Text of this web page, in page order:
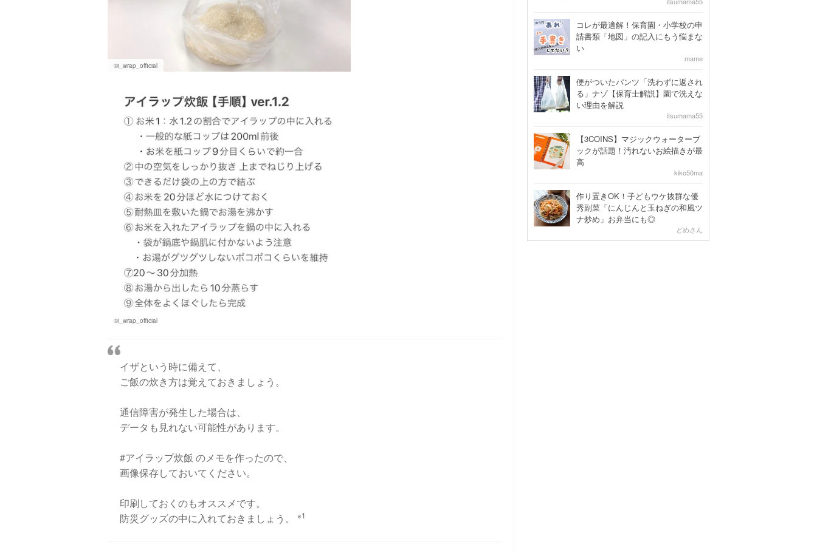
©i_wrap_official
©i_wrap_official
イザという時に備えて、
ご飯の炊き方は覚えておきましょう。
通信障害が発生した場合は、
データも見れない可能性があります。
#アイラップ炊飯 のメモを作ったので、
画像保存しておいてください。
印刷しておくのもオススメです。
防災グッズの中に入れておきましょう。
※1
コレが最適解！保育園・小学校の申
請書類「地図」の記入にもう悩まな
い
mame
便がついたパンツ「洗わずに返され
る」ナゾ【保育士解説】園で洗えな
い理由を解説
itsumama55
【3COINS】マジックウォーターブ
ックが話題！汚れないお絵描きが最
高
kiko50ma
作り置きOK！子どもウケ抜群な優
秀副菜「にんじんと玉ねぎの和風ツ
ナ炒め」お弁当にも◎
どめさん